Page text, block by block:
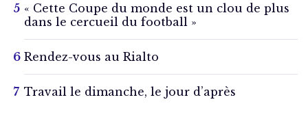
« Cette Coupe du monde est un clou de plus
dans le cercueil du football »
Rendez-vous au Rialto
Travail le dimanche, le jour d’après